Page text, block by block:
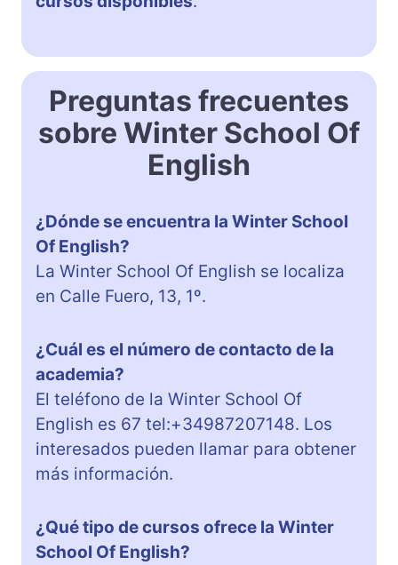
Preguntas frecuentes
sobre Winter School Of
English
¿Dónde se encuentra la Winter School
Of English?
La Winter School Of English se localiza
en Calle Fuero, 13, 1º.
¿Cuál es el número de contacto de la
academia?
El teléfono de la Winter School Of
English es 67 tel:+34987207148. Los
interesados pueden llamar para obtener
más información.
¿Qué tipo de cursos ofrece la Winter
School Of English?